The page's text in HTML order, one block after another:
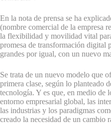
En la nota de prensa se ha
(nombre comercial de la empresa
la flexibilidad y movilidad vital
promesa de transformación digital
grandes por igual, con un nuevo
Se trata de un nuevo modelo que
primera clase, según lo planteado
tecnología. Y es que, en medio de
entorno empresarial global, las
las industrias y los paradigmas
creado la necesidad de un cambio